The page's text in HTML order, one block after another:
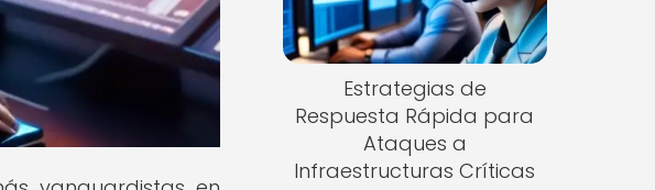
Estrategias de
Respuesta Rápida para
Ataques a
Infraestructuras Críticas